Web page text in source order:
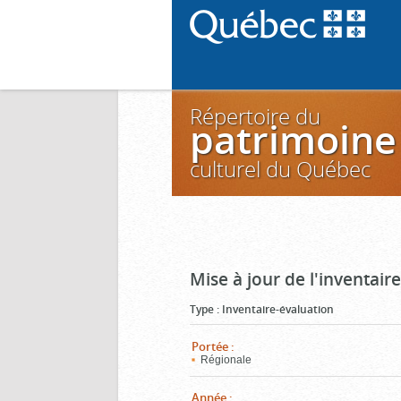
Répertoire du
patrimoine
culturel du Québec
Mise à jour de
Type : Inventaire-évaluation
Portée :
Régionale